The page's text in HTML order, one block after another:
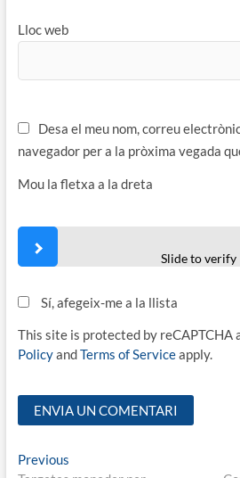
Lloc web
Desa el meu nom, correu
navegador per a la pròxima vegada
Mou la fletxa a la dreta
Slide to verify
Sí, afegeix-me a la llista
This site is protected by reCAPTCHA
PolicyandTerms of Serviceapply.
Navegació
PreviousPrevious